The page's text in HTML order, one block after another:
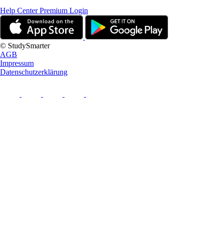
Help CenterPremium Login
© StudySmarter
AGB
Impressum
Datenschutzerklärung